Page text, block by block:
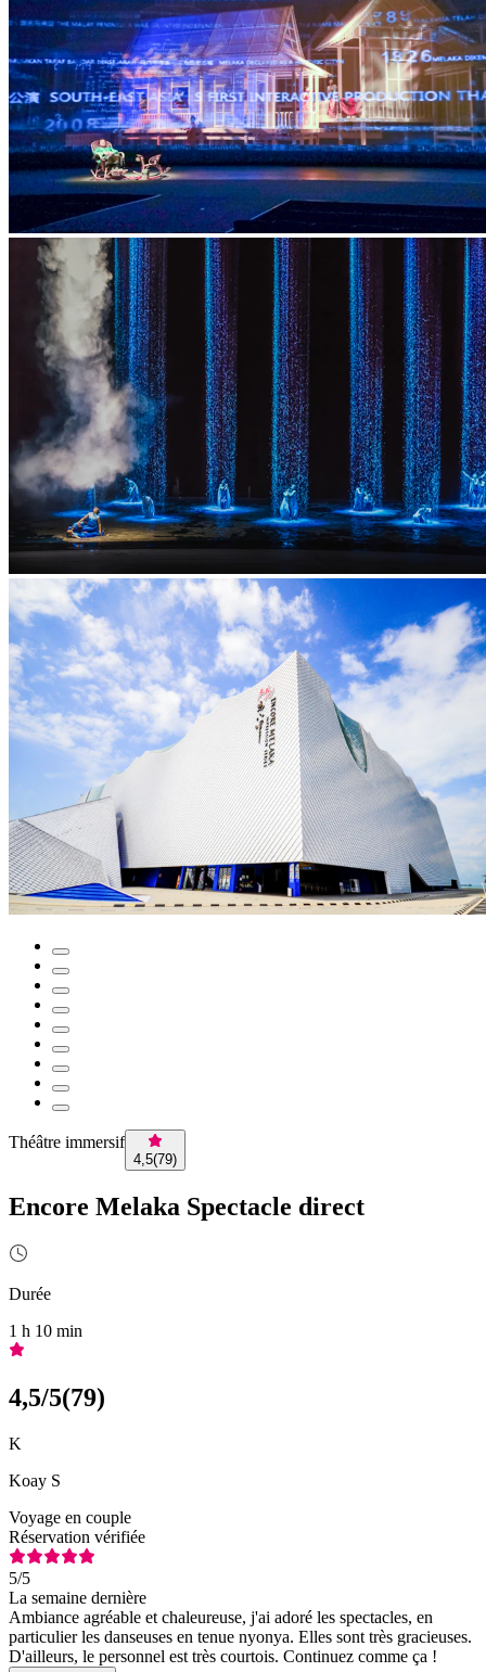
Théâtre immersif
4,5(79)
Encore Melaka Spectacle direct
Durée
1 h 10 min
4,5/5(79)
K
Koay S
Voyage en couple
Réservation vérifiée
5/5
La semaine dernière
Ambiance agréable et chaleureuse, j'ai adoré les spectacles, en
particulier les danseuses en tenue nyonya. Elles sont très gracieuses.
D'ailleurs, le personnel est très courtois. Continuez comme ça !